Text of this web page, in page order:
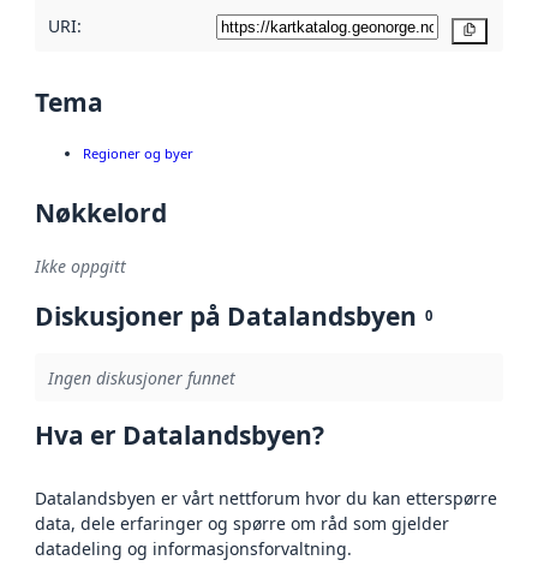
URI:
Tema
Regioner og byer
Nøkkelord
Ikke oppgitt
Diskusjoner på Datalandsbyen 0
Ingen diskusjoner funnet
Hva er Datalandsbyen?
Datalandsbyen er vårt nettforum hvor du kan etterspørre
data, dele erfaringer og spørre om råd som gjelder
datadeling og informasjonsforvaltning.